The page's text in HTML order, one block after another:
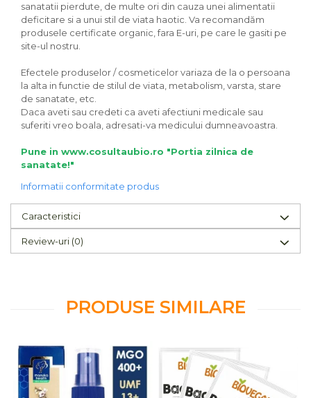
sanatatii pierdute, de multe ori din cauza unei alimentatii
deficitare si a unui stil de viata haotic. Va recomandăm
produsele certificate organic, fara E-uri, pe care le gasiti pe
site-ul nostru.
Efectele produselor / cosmeticelor variaza de la o persoana
la alta in functie de stilul de viata, metabolism, varsta, stare
de sanatate, etc.
Daca aveti sau credeti ca aveti afectiuni medicale sau
suferiti vreo boala, adresati-va medicului dumneavoastra.
Pune in www.cosultaubio.ro "Portia zilnica de
sanatate!"
Informatii conformitate produs
Caracteristici
Review-uri (0)
PRODUSE SIMILARE